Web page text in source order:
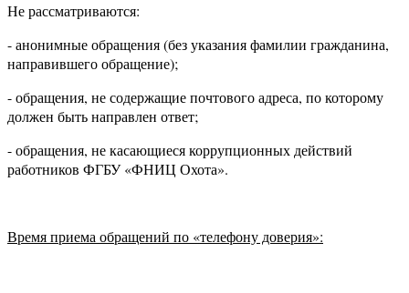
Не рассматриваются:
- анонимные обращения (без указания фамилии гражданина,
направившего обращение);
- обращения, не содержащие почтового адреса, по которому
должен быть направлен ответ;
- обращения, не касающиеся коррупционных действий
работников ФГБУ «ФНИЦ Охота».
Время приема обращений по «телефону доверия»: